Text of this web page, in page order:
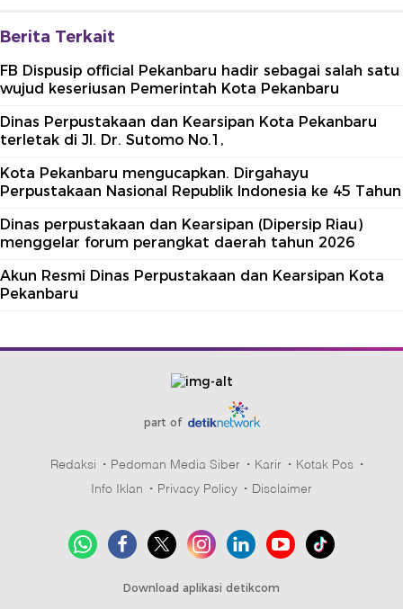
Berita Terkait
FB Dispusip official Pekanbaru hadir sebagai salah satu
wujud keseriusan Pemerintah Kota Pekanbaru
Dinas Perpustakaan dan Kearsipan Kota Pekanbaru
terletak di Jl. Dr. Sutomo No.1,
Kota Pekanbaru mengucapkan. Dirgahayu
Perpustakaan Nasional Republik Indonesia ke 45 Tahun
Dinas perpustakaan dan Kearsipan (Dipersip Riau)
menggelar forum perangkat daerah tahun 2026
Akun Resmi Dinas Perpustakaan dan Kearsipan Kota
Pekanbaru
part of
Redaksi Pedoman Media Siber Karir
Kotak Pos
Info Iklan
Privacy Policy Disclaimer
Download aplikasi detikcom